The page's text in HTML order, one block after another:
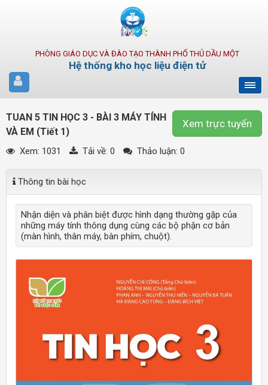
PHÒNG GIÁO DỤC VÀ ĐÀO TẠO THÀNH PHỐ THỦ DẦU MỘT
Hệ thống kho học liệu điện tử
Xem trực tuyến
TUAN 5 TIN HỌC 3 - BÀI 3 MÁY TÍNH
VÀ EM (Tiết 1)
Xem: 1031 Tải về: 0 Thảo luận: 0
Thông tin bài học
Nhận diện và phân biệt được hình dạng thường gặp của
những máy tính thông dụng cùng các bộ phận cơ bản
(màn hình, thân máy, bàn phím, chuột).